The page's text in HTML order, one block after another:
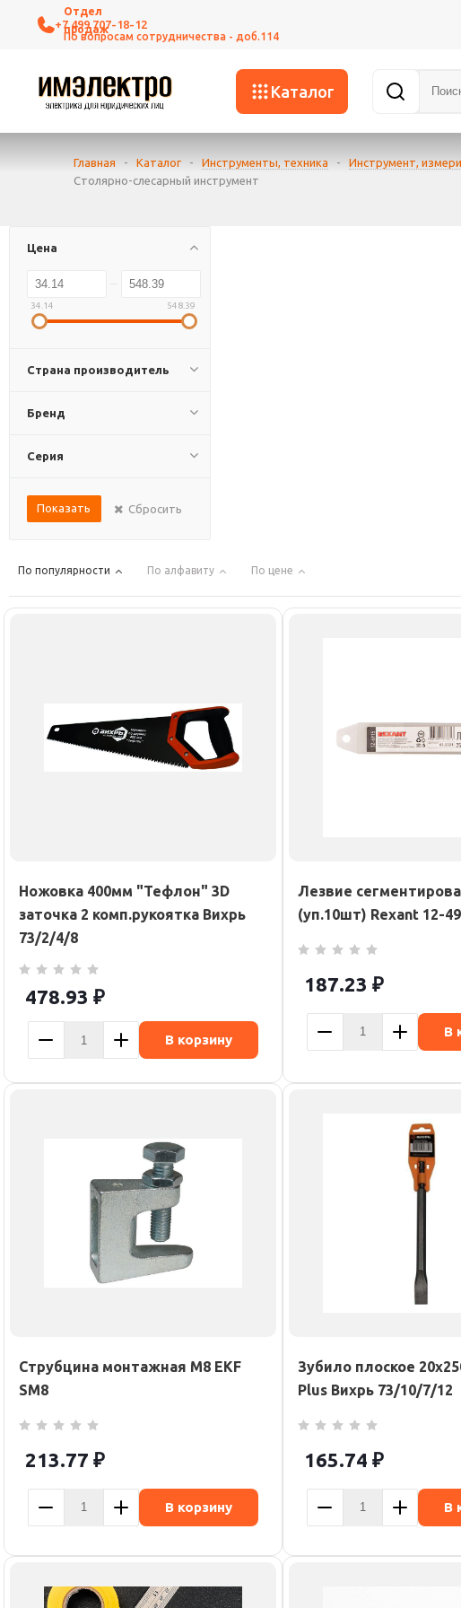
+7 499 707-18-12
Каталог
Главная - Каталог - Инструменты, техника - Инструмент,
Столярно-слесарный инструмент
Цена
34.14 548.39
Страна производитель
Бренд
Серия
Показать Сбросить
По популярности По алфавиту По цене
Ножовка 400мм "Тефлон" 3D
заточка 2 комп.рукоятка Вихрь
73/2/4/8
478.93 ₽
В корзину
Лезвие
(уп.10шт) Rexant 12-
187.23 ₽
В
Струбцина монтажная М8 EKF
SM8
213.77 ₽
В корзину
Зубило плоское
Plus Вихрь 73/10/7/12
165.74 ₽
В